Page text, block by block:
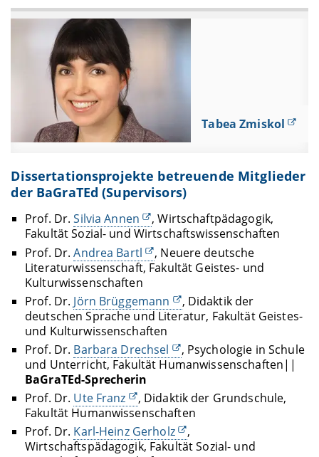
Tabea Zmiskol
Dissertationsprojekte betreuende Mitglieder
der BaGraTEd (Supervisors)
Prof. Dr.Silvia Annen
, Wirtschaftpädagogik,
Fakultät Sozial- und Wirtschaftswissenschaften
Prof. Dr.Andrea Bartl
, Neuere deutsche
Literaturwissenschaft, Fakultät Geistes- und
Kulturwissenschaften
Prof. Dr. Jörn Brüggemann
, Didaktik der
deutschen Sprache und Literatur, Fakultät Geistes-
und Kulturwissenschaften
Prof. Dr. Barbara Drechsel
, Psychologie in Schule
und Unterricht, Fakultät Humanwissenschaften||
BaGraTEd-Sprecherin
Prof. Dr. Ute Franz
, Didaktik der Grundschule,
Fakultät Humanwissenschaften
Prof. Dr. Karl-Heinz Gerholz
,
Wirtschaftspädagogik, Fakultät Sozial- und